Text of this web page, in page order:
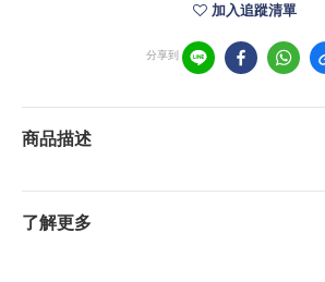
加入追蹤清單
分享到
商品描述
了解更多